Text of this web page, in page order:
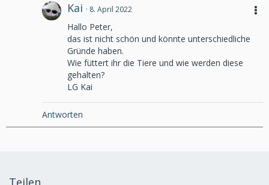
Kai 8. April 2022
Hallo Peter,
das ist nicht schön und könnte unterschiedliche
Gründe haben.
Wie füttert ihr die Tiere und wie werden diese
gehalten?
LG Kai
Antworten
Teilen